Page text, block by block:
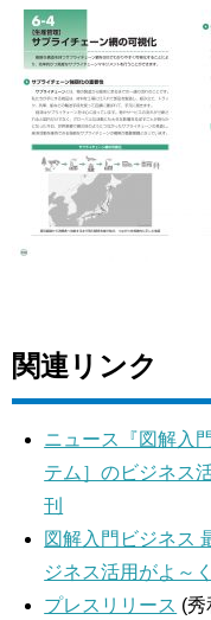
関連リンク
ニュース『図解⼊
テム］のビジネス
刊
図解入門ビジネス
ジネス活用がよ～
プレスリリース (秀